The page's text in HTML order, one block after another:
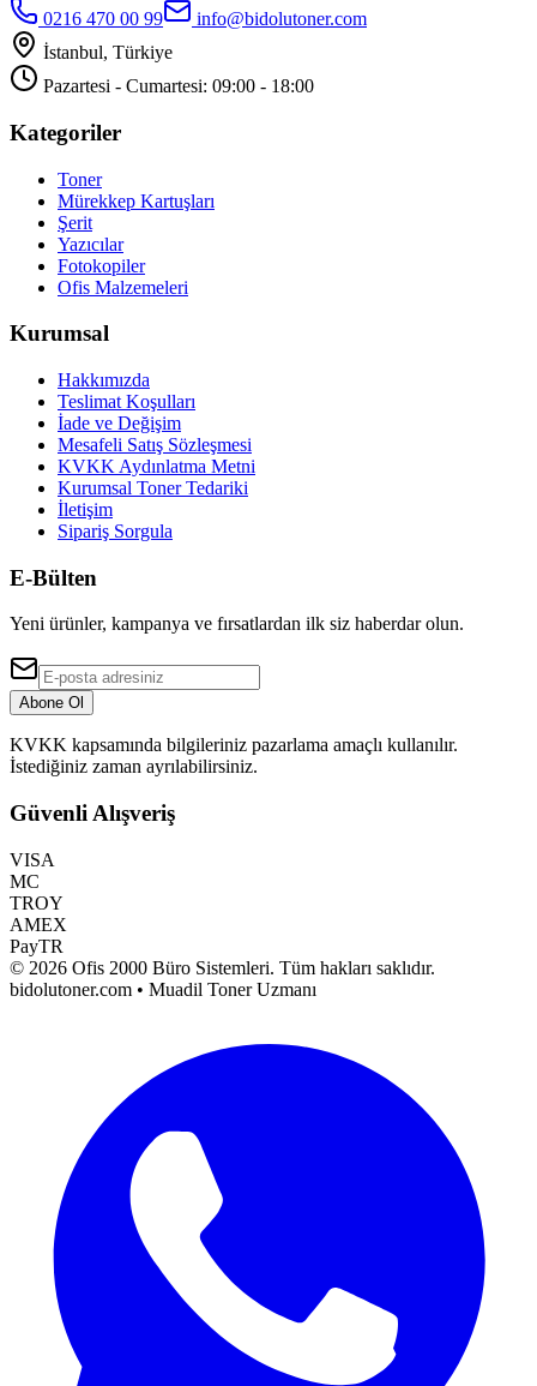
0216 470 00 99
info@bidolutoner.com
İstanbul, Türkiye
Pazartesi - Cumartesi: 09:00 - 18:00
Kategoriler
Toner
Mürekkep Kartuşları
Şerit
Yazıcılar
Fotokopiler
Ofis Malzemeleri
Kurumsal
Hakkımızda
Teslimat Koşulları
İade ve Değişim
Mesafeli Satış Sözleşmesi
KVKK Aydınlatma Metni
Kurumsal Toner Tedariki
İletişim
Sipariş Sorgula
E-Bülten
Yeni ürünler, kampanya ve fırsatlardan ilk siz haberdar olun.
Abone Ol
KVKK kapsamında bilgileriniz pazarlama amaçlı kullanılır.
İstediğiniz zaman ayrılabilirsiniz.
Güvenli Alışveriş
VISA
MC
TROY
AMEX
PayTR
© 2026 Ofis 2000 Büro Sistemleri. Tüm hakları saklıdır.
bidolutoner.com • Muadil Toner Uzmanı